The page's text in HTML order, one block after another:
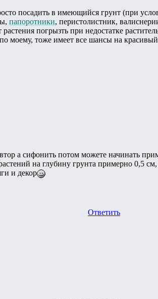
посадить в имеющийся грунт (при
папоротники, перистолистник,
погрызть при недостатке
моему, тоже имеет все шансы на
а сифонить потом можете начинать
на глубину грунта примерно 0,5
и декор
Ответить